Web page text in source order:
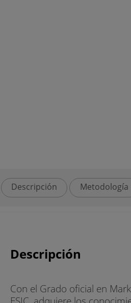
Descripción Metodología
Descripción
Con el Grado oficial en